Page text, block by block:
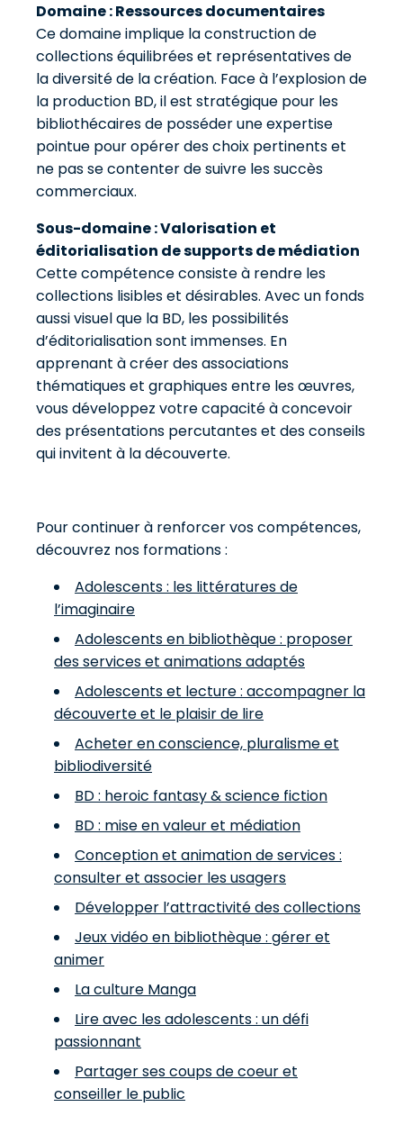
Domaine : Ressources documentaires
Ce domaine implique la construction de
collections équilibrées et représentatives de
la diversité de la création. Face à l’explosion de
la production BD, il est stratégique pour les
bibliothécaires de posséder une expertise
pointue pour opérer des choix pertinents et
ne pas se contenter de suivre les succès
commerciaux.
Sous-domaine : Valorisation et
éditorialisation de supports de médiation
Cette compétence consiste à rendre les
collections lisibles et désirables. Avec un fonds
aussi visuel que la BD, les possibilités
d’éditorialisation sont immenses. En
apprenant à créer des associations
thématiques et graphiques entre les œuvres,
vous développez votre capacité à concevoir
des présentations percutantes et des conseils
qui invitent à la découverte.
Pour continuer à renforcer vos compétences,
découvrez nos formations :
Adolescents : les littératures de
l’imaginaire
Adolescents en bibliothèque : proposer
des services et animations adaptés
Adolescents et lecture : accompagner la
découverte et le plaisir de lire
Acheter en conscience, pluralisme et
bibliodiversité
BD : heroic fantasy & science fiction
BD : mise en valeur et médiation
Conception et animation de services :
consulter et associer les usagers
Développer l’attractivité des collections
Jeux vidéo en bibliothèque : gérer et
animer
La culture Manga
Lire avec les adolescents : un défi
passionnant
Partager ses coups de coeur et
conseiller le public